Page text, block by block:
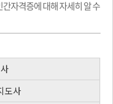
자격증에 대해 자세히 알 수
도사